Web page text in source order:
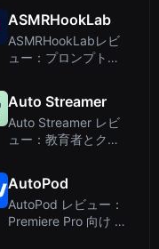
ASMRHookLab
ASMRHookLabレビ
ュー：プロンプトエ
動画を作成
Auto Streamer
Auto Streamer レビ
ュー：教育者とクリ
成ツール
AutoPod
AutoPod レビュー：
Premiere Pro 向け AI